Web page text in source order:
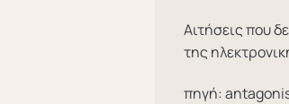
Αιτήσεις που
της
πηγή: